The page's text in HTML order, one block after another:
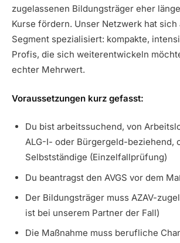
zugelassenen Bildungsträger eher
Kurse fördern. Unser Netzwerk hat
Segment spezialisiert: kompakte,
Profis, die sich weiterentwickeln
echter Mehrwert.
Voraussetzungen kurz gefasst:
Du bist arbeitssuchend, von
ALG-I- oder Bürgergeld-beziehend,
Selbstständige (Einzelfallprüfung)
Du beantragst den AVGS vor dem
Der Bildungsträger muss AZAV-
ist bei unserem Partner der Fall)
Die Maßnahme muss berufliche